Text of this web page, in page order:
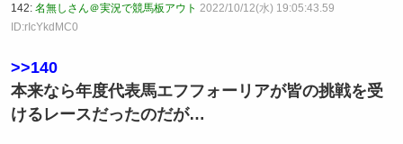
142: 名無しさん＠実況で競馬板アウト 2022/10/12(水) 19:05:43.59
ID:rIcYkdMC0
>>140
本来なら年度代表馬エフフォーリアが皆の挑戦を受
けるレースだったのだが…